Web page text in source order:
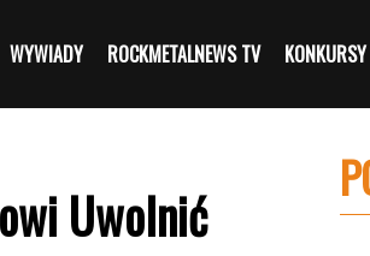
WYWIADY ROCKMETALNEWS TV KONKURSY
Uwolnić